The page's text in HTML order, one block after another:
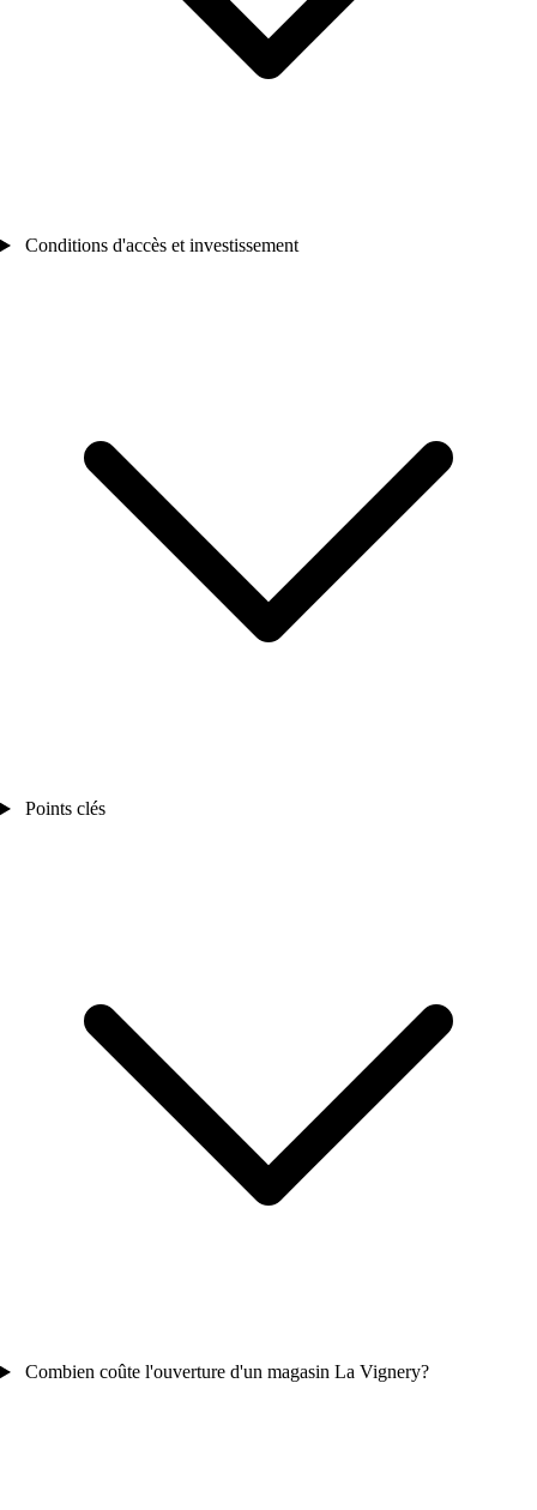
Conditions d'accès et investissement
Points clés
Combien coûte l'ouverture d'un magasin La Vignery?